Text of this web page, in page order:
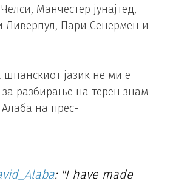
Манчестер јунајтед,
Ливерпул, Пари Сенермен и
јазик не ми е
разбирање на терен знам
Алаба на прес-
: "I have made